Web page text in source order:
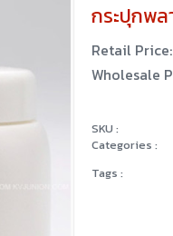
กระปุกพ
Retail Price:
Wholesale
SKU :
Categories :
Tags :